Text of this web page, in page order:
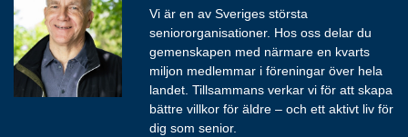
Vi är en av Sveriges största
seniororganisationer. Hos oss delar du
gemenskapen med närmare en kvarts
miljon medlemmar i föreningar över hela
landet. Tillsammans verkar vi för att skapa
bättre villkor för äldre – och ett aktivt liv för
dig som senior.